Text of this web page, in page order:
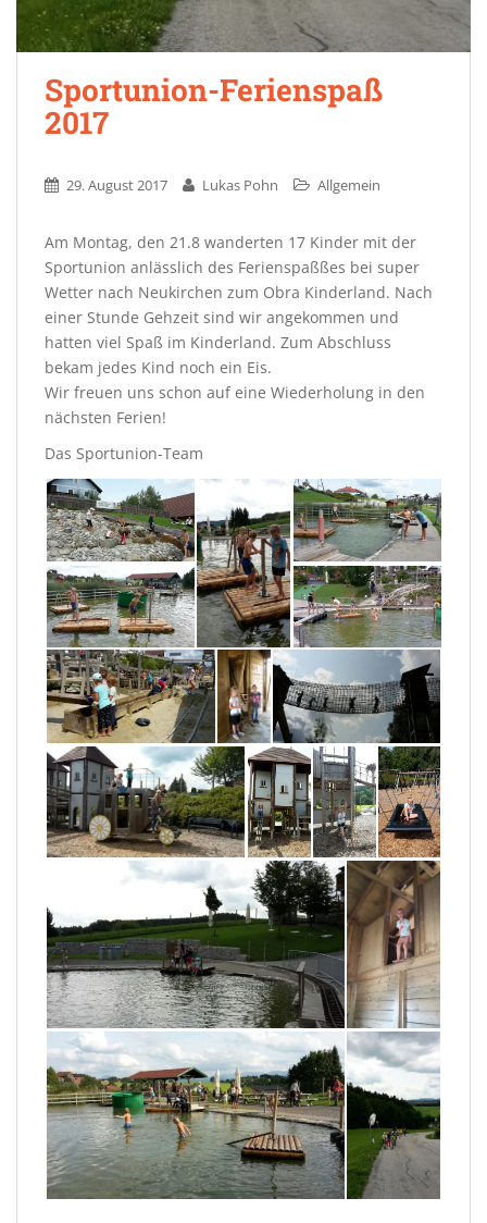
Sportunion-Ferienspaß
2017
29. August 2017 Lukas Pohn Allgemein
Am Montag, den 21.8 wanderten 17 Kinder mit der
Sportunion anlässlich des Ferienspaßßes bei super
Wetter nach Neukirchen zum Obra Kinderland. Nach
einer Stunde Gehzeit sind wir angekommen und
hatten viel Spaß im Kinderland. Zum Abschluss
bekam jedes Kind noch ein Eis.
Wir freuen uns schon auf eine Wiederholung in den
nächsten Ferien!
Das Sportunion-Team